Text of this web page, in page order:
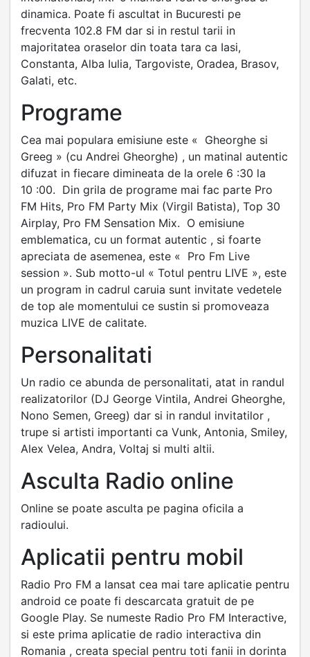
dinamica. Poate fi ascultat in Bucuresti pe
frecventa 102.8 FM dar si in restul tarii in
majoritatea oraselor din toata tara ca Iasi,
Constanta, Alba Iulia, Targoviste, Oradea, Brasov,
Galati, etc.
Programe
Cea mai populara emisiune este « Gheorghe si
Greeg » (cu Andrei Gheorghe) , un matinal autentic
difuzat in fiecare dimineata de la orele 6 :30 la
10 :00. Din grila de programe mai fac parte Pro
FM Hits, Pro FM Party Mix (Virgil Batista), Top 30
Airplay, Pro FM Sensation Mix. O emisiune
emblematica, cu un format autentic , si foarte
apreciata de asemenea, este « Pro Fm Live
session ». Sub motto-ul « Totul pentru LIVE », este
un program in cadrul caruia sunt invitate vedetele
de top ale momentului ce sustin si promoveaza
muzica LIVE de calitate.
Personalitati
Un radio ce abunda de personalitati, atat in randul
realizatorilor (DJ George Vintila, Andrei Gheorghe,
Nono Semen, Greeg) dar si in randul invitatilor ,
trupe si artisti importanti ca Vunk, Antonia, Smiley,
Alex Velea, Andra, Voltaj si multi altii.
Asculta Radio online
Online se poate asculta pe pagina oficila a
radioului.
Aplicatii pentru mobil
Radio Pro FM a lansat cea mai tare aplicatie pentru
android ce poate fi descarcata gratuit de pe
Google Play. Se numeste Radio Pro FM Interactive,
si este prima aplicatie de radio interactiva din
Romania , creata special pentru toti fanii in dorinta